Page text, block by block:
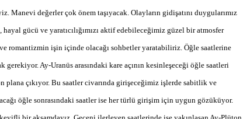
Manevi değerler çok önem taşıyacak. Olayların gidişatını duygularımız
gücü ve yaratıcılığımızı aktif edebileceğimiz güzel bir atmosfer
romantizmin işin içinde olacağı sohbetler yaratabiliriz. Öğle saatlerine
Ay-Uranüs arasındaki kare açının kesinleşeceği öğle saatleri
çıkıyor. Bu saatler civarında girişeceğimiz işlerde sabitlik ve
öğle sonrasındaki saatler ise her türlü girişim için uygun gözüküyor.